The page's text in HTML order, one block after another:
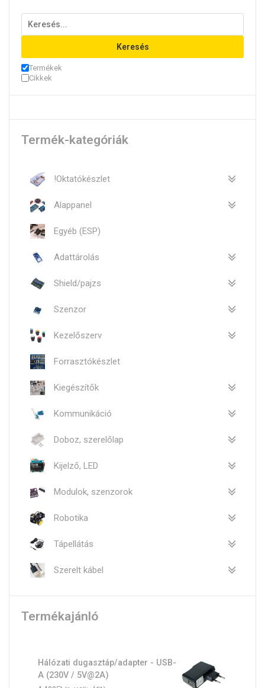
Keresés
Termékek
Cikkek
Termék-kategóriák
!Oktatókészlet
Alappanel
Egyéb (ESP)
Adattárolás
Shield/pajzs
Szenzor
Kezelőszerv
Forrasztókészlet
Kiegészítők
Kommunikáció
Doboz, szerelőlap
Kijelző, LED
Modulok, szenzorok
Robotika
Tápellátás
Szerelt kábel
Termékajánló
Hálózati dugasztáp/adapter - USB-
A (230V / 5V@2A)